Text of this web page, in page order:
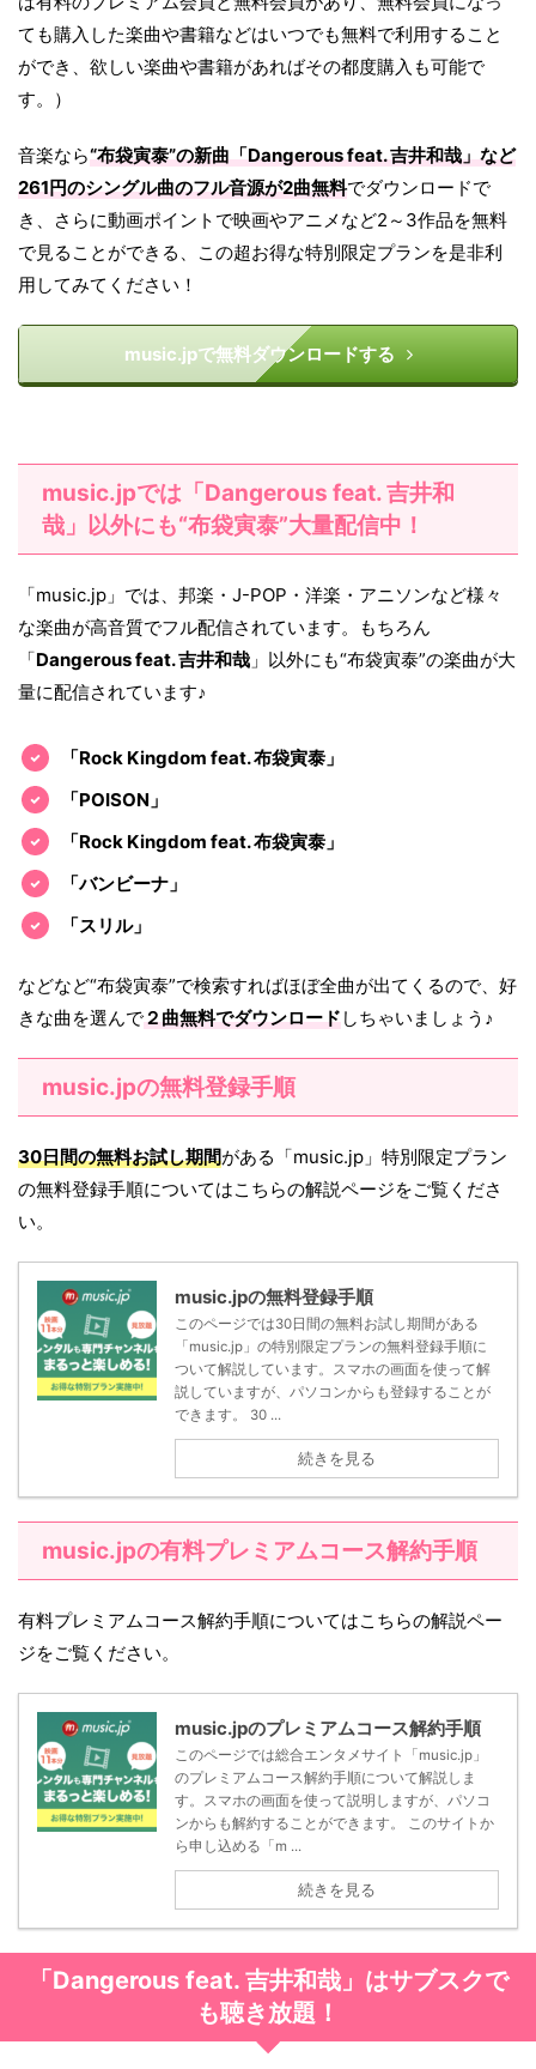
ても購入した楽曲や書籍などはいつでも無料で利用すること
ができ、欲しい楽曲や書籍があればその都度購入も可能で
す。）
音楽なら“布袋寅泰”の新曲「Dangerous feat. 吉井和哉」など
261円のシングル曲のフル音源が2曲無料でダウンロードで
き、さらに動画ポイントで映画やアニメなど2～3作品を無料
で見ることができる、この超お得な特別限定プランを是非利
用してみてください！
music.jpで無料ダウンロードする
music.jpでは「Dangerous feat. 吉井和
哉」以外にも“布袋寅泰”大量配信中！
「music.jp」では、邦楽・J-POP・洋楽・アニソンなど様々
な楽曲が高音質でフル配信されています。もちろん
「Dangerous feat. 吉井和哉 」以外にも“布袋寅泰”の楽曲が大
量に配信されています♪
「Rock Kingdom feat. 布袋寅泰」
「POISON」
「Rock Kingdom feat. 布袋寅泰」
「バンビーナ」
「スリル」
などなど“布袋寅泰”で検索すればほぼ全曲が出てくるので、好
きな曲を選んで２曲無料でダウンロードしちゃいましょう♪
music.jpの無料登録手順
30日間の無料お試し期間がある「music.jp」特別限定プラン
の無料登録手順についてはこちらの解説ページをご覧くださ
い。
music.jpの無料登録手順
このページでは30日間の無料お試し期間がある
「music.jp」の特別限定プランの無料登録手順に
ついて解説しています。スマホの画面を使って解
説していますが、パソコンからも登録することが
できます。 30 ...
続きを見る
music.jpの有料プレミアムコース解約手順
有料プレミアムコース解約手順についてはこちらの解説ペー
ジをご覧ください。
music.jpのプレミアムコース解約手順
このページでは総合エンタメサイト「music.jp」
のプレミアムコース解約手順について解説しま
す。スマホの画面を使って説明しますが、パソコ
ンからも解約することができます。 このサイトか
ら申し込める「m ...
続きを見る
「Dangerous feat. 吉井和哉」はサブスクで
も聴き放題！